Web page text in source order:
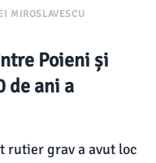
MIROSLAVESCU
Poieni și
de ani a
rutier grav a avut loc